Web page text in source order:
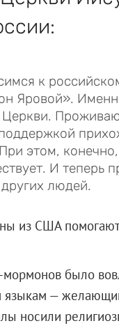
к
Яровой».
этом,
И теперь
людей.
из США
было
языкам —
носили